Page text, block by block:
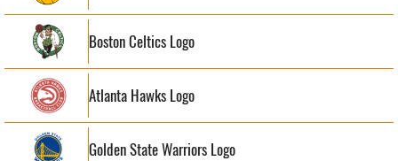
Boston Celtics Logo
Atlanta Hawks Logo
Golden State Warriors Logo